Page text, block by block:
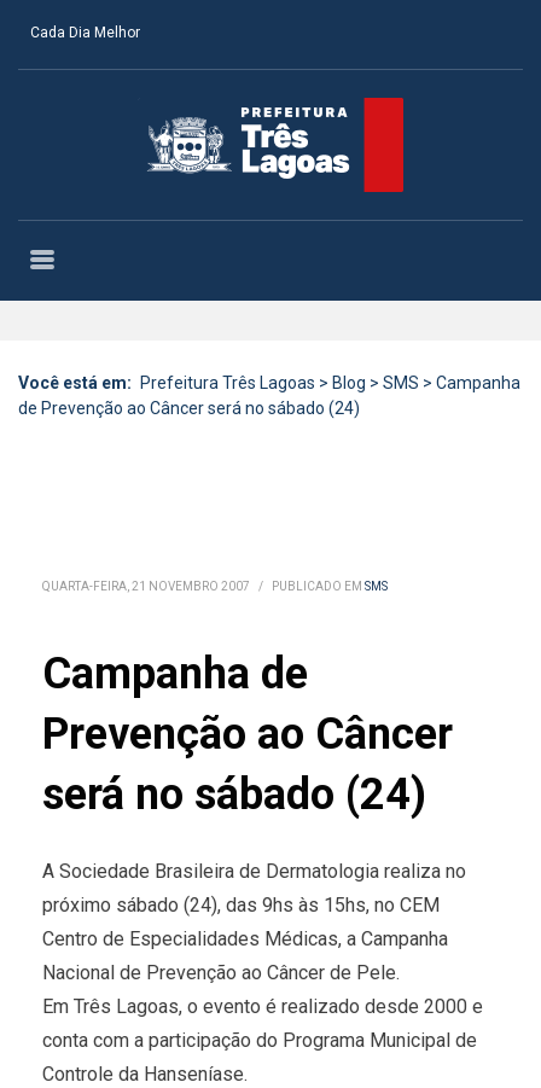
Cada Dia Melhor
Você está em: Prefeitura Três Lagoas > Blog > SMS > Campanha
de Prevenção ao Câncer será no sábado (24)
QUARTA-FEIRA, 21 NOVEMBRO 2007 / PUBLICADO EM SMS
Campanha de
Prevenção ao Câncer
será no sábado (24)
A Sociedade Brasileira de Dermatologia realiza no
próximo sábado (24), das 9hs às 15hs, no CEM 
Centro de Especialidades Médicas, a Campanha
Nacional de Prevenção ao Câncer de Pele.
Em Três Lagoas, o evento é realizado desde 2000 e
conta com a participação do Programa Municipal de
Controle da Hanseníase.